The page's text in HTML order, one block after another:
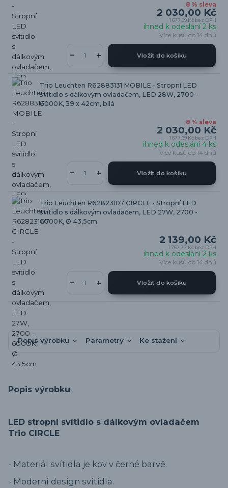
8 % sleva
2 030,00 Kč
1 677,69 Kč bez DPH
ihned k odeslání 2 ks
Více kusů do 14 dnů
Vložit do košíku
Trio Leuchten R62883131 MOBILE - Stropní LED
svítidlo s dálkovým ovladačem, LED 28W, 2700 -
6000K, 39 x 42cm, bílá
8 % sleva
2 030,00 Kč
1 677,69 Kč bez DPH
ihned k odeslání 4 ks
Více kusů do 14 dnů
Vložit do košíku
Trio Leuchten R62823107 CIRCLE - Stropní LED
svítidlo s dálkovým ovladačem, LED 27W, 2700 -
6000K, Ø 43,5cm
2 139,00 Kč
1 767,77 Kč bez DPH
ihned k odeslání 2 ks
Více kusů do 14 dnů
Vložit do košíku
Popis výrobku Parametry Ke stažení
Popis výrobku
LED stropní svítidlo s dálkovým ovladačem
Trio CIRCLE
- Materiál svítidla je kov v černé barvě.
- Moderní design svítidla.